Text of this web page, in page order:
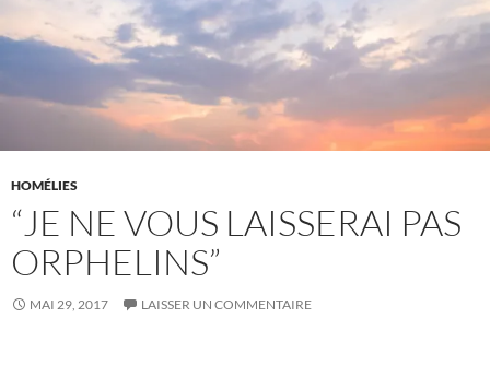
HOMÉLIES
“JE NE VOUS LAISSERAI PAS
ORPHELINS”
MAI 29, 2017 LAISSER UN COMMENTAIRE